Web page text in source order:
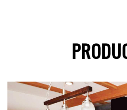
個人情報の安全対策
当社は、個人情報の正確性及
セキュリティに万全の対策を